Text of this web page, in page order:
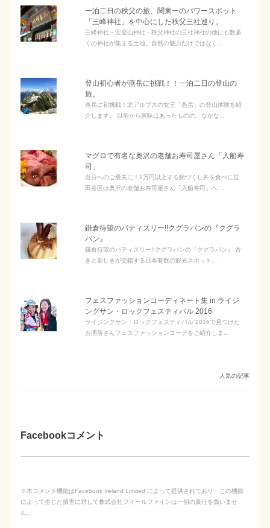
一泊二日の秩父の旅、関東一のパワースポット
「三峰神社」を中心にした秩父三社巡り。
三峰神社・宝登山神社・秩父神社の三社神社の他にも数多
くの神社が集まる土地。自然の魅力だけではなく...
登山初心者が燕岳に挑戦！！一泊二日の登山の
旅。
燕岳に初挑戦！北アルプスの女王「燕岳」の登山体験を紹
介します。 以前から興味はあったものの、なかな...
マグロで有名な奥沢の老舗お寿司屋さん「入船寿
司」
自分へのご褒美に！1万円以上する鮪づくし丼を食べに世
田谷区は奥沢の老舗お寿司屋さん「入船寿司」へ ...
鎌倉待望のパティスリー!!クグラパンの『クグラ
パン』
鎌倉待望のパティスリー!!クグラパンの『クグラパン』 古
きと新しきが交錯する日本有数の観光スポット...
フェスファッションコーディネート集 in ライジ
ングサン・ロックフェスティバル 2016
ライジングサン・ロックフェスティバル 2016で見つけた
お洒落さんフェスファッションコーデをご紹介しま...
人気の記事
Facebookコメント
※本コメント機能はFacebook Ireland Limited によって提供されており、この機能
によって生じた損害に対して株式会社フィールファインは一切の責任を負いませ
ん。